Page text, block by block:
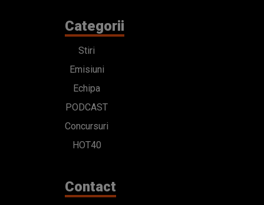
Categorii
Stiri
Emisiuni
Echipa
PODCAST
Concursuri
HOT40
Contact